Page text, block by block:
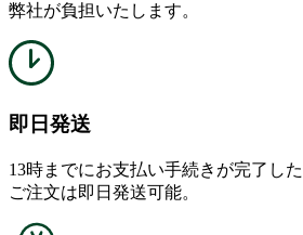
弊社が負担いたします。
即日発送
13時までにお支払い手続きが完了した
ご注文は即日発送可能。